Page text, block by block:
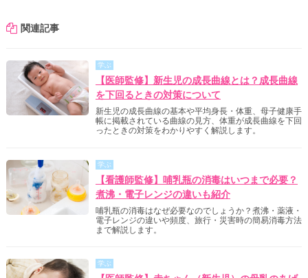
関連記事
学ぶ
【医師監修】新生児の成長曲線とは？成長曲線
を下回るときの対策について
新生児の成長曲線の基本や平均身長・体重、母子健康手
帳に掲載されている曲線の見方、体重が成長曲線を下回
ったときの対策をわかりやすく解説します。
学ぶ
【看護師監修】哺乳瓶の消毒はいつまで必要？
煮沸・電子レンジの違いも紹介
哺乳瓶の消毒はなぜ必要なのでしょうか？煮沸・薬液・
電子レンジの違いや頻度、旅行・災害時の簡易消毒方法
まで解説します。
学ぶ